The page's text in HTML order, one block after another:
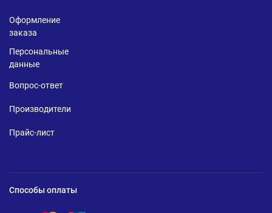
Оформление
заказа
Персональные
данные
Вопрос-ответ
Производители
Прайс-лист
Способы оплаты